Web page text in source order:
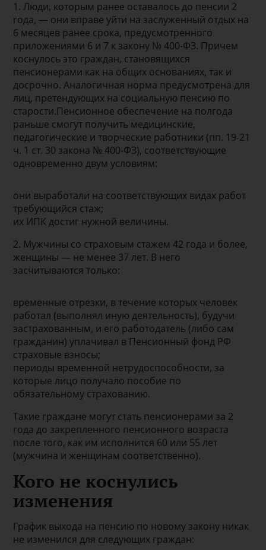
1. Люди, которым ранее оставалось до пенсии 2
года, — они вправе уйти на заслуженный отдых на
6 месяцев ранее срока, предусмотренного
приложениями 6 и 7 к закону № 400-ФЗ. Причем
коснулось это граждан, становящихся
пенсионерами как на общих основаниях, так и
досрочно. Аналогичная норма предусмотрена для
лиц, претендующих на социальную пенсию по
старости.Пенсионное обеспечение на полгода
раньше смогут получить медицинские,
педагогические и творческие работники (пп. 19-21
ч. 1 ст. 30 закона № 400-ФЗ), соответствующие
одновременно двум условиям:
они выработали на соответствующих видах работ
требующийся стаж;
их ИПК достиг нужной величины.
2. Мужчины со страховым стажем 42 года и более,
женщины — не менее 37 лет. В него
засчитываются только:
временные отрезки, в течение которых человек
работал (выполнял иную деятельность), будучи
застрахованным, и его работодатель (либо сам
гражданин) уплачивал в Пенсионный фонд РФ
страховые взносы;
периоды временной нетрудоспособности, за
которые лицо получало пособие по
обязательному страхованию.
Такие граждане могут стать пенсионерами за 2
года до закрепленного пенсионного возраста
после того, как им исполнится 60 или 55 лет
(мужчина и женщинам соответственно).
Кого не коснулись
изменения
График выхода на пенсию по новому закону никак
не изменился для следующих граждан: